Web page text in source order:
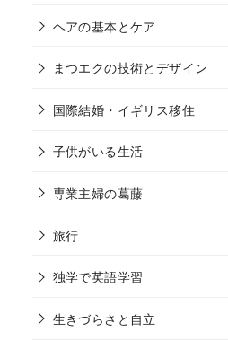
ヘアの基本とケア
まつエクの技術とデザイン
国際結婚・イギリス移住
子供がいる生活
専業主婦の葛藤
旅行
独学で英語学習
生きづらさと自立